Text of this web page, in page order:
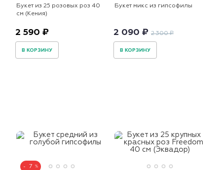
Букет из 25 розовых роз 40
см (Кения)
2 590 ₽
В КОРЗИНУ
Букет микс из гипсофилы
2 090 ₽ 2 300 ₽
В КОРЗИНУ
7